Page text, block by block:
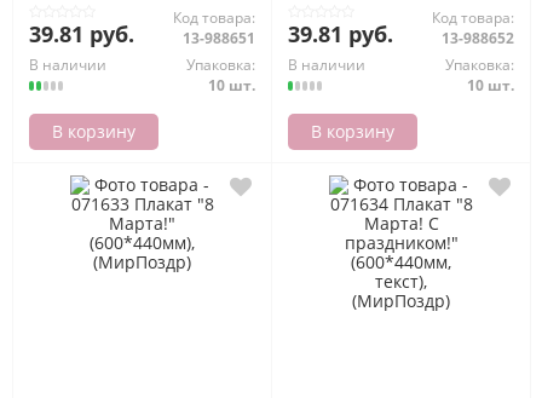
(МирОткр)
39.81 руб.
Код товара:
13-988651
В наличии
Упаковка:
10 шт.
В корзину
(МирОткр)
39.81 руб.
Код товара:
13-988652
В наличии
Упаковка:
10 шт.
В корзину